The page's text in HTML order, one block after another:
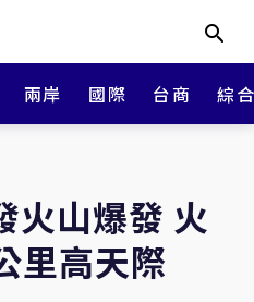
兩岸 國際 台商 綜
火山爆發 火
里高天際